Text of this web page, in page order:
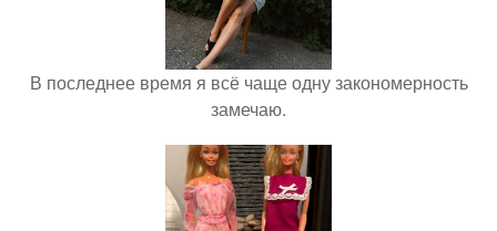
В последнее время я всё чаще одну закономерность
замечаю.